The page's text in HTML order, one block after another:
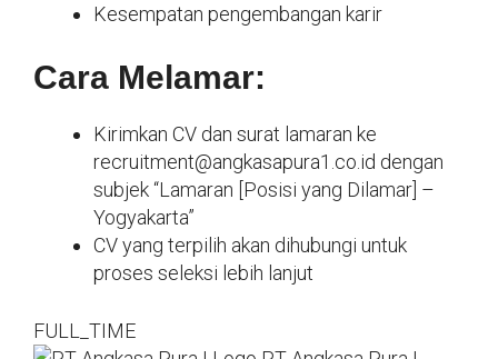
Kesempatan pengembangan karir
Cara Melamar:
Kirimkan CV dan surat lamaran ke
recruitment@angkasapura1.co.id dengan
subjek “Lamaran [Posisi yang Dilamar] –
Yogyakarta”
CV yang terpilih akan dihubungi untuk
proses seleksi lebih lanjut
FULL_TIME